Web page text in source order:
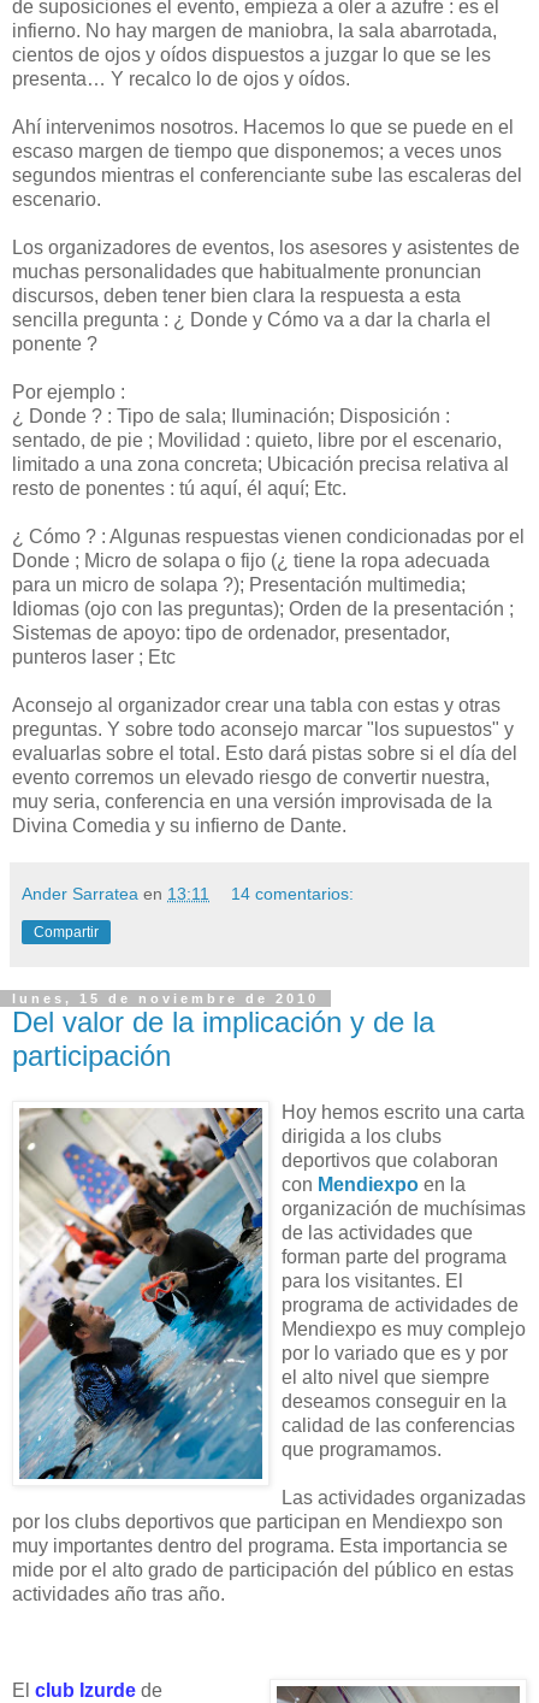
de suposiciones el evento, empieza a oler a azufre : es el
infierno. No hay margen de maniobra, la sala abarrotada,
cientos de ojos y oídos dispuestos a juzgar lo que se les
presenta… Y recalco lo de ojos y oídos.
Ahí intervenimos nosotros. Hacemos lo que se puede en el
escaso margen de tiempo que disponemos; a veces unos
segundos mientras el conferenciante sube las escaleras del
escenario.
Los organizadores de eventos, los asesores y asistentes de
muchas personalidades que habitualmente pronuncian
discursos, deben tener bien clara la respuesta a esta
sencilla pregunta : ¿ Donde y Cómo va a dar la charla el
ponente ?
Por ejemplo :
¿ Donde ? : Tipo de sala; Iluminación; Disposición :
sentado, de pie ; Movilidad : quieto, libre por el escenario,
limitado a una zona concreta; Ubicación precisa relativa al
resto de ponentes : tú aquí, él aquí; Etc.
¿ Cómo ? : Algunas respuestas vienen condicionadas por el
Donde ; Micro de solapa o fijo (¿ tiene la ropa adecuada
para un micro de solapa ?); Presentación multimedia;
Idiomas (ojo con las preguntas); Orden de la presentación ;
Sistemas de apoyo: tipo de ordenador, presentador,
punteros laser ; Etc
Aconsejo al organizador crear una tabla con estas y otras
preguntas. Y sobre todo aconsejo marcar "los supuestos" y
evaluarlas sobre el total. Esto dará pistas sobre si el día del
evento corremos un elevado riesgo de convertir nuestra,
muy seria, conferencia en una versión improvisada de la
Divina Comedia y su infierno de Dante.
Ander Sarratea en 13:11 14 comentarios:
Compartir
lunes, 15 de noviembre de 2010
Del valor de la implicación y de la
participación
Hoy hemos escrito una carta
dirigida a los clubs
deportivos que colaboran
con Mendiexpo en la
organización de muchísimas
de las actividades que
forman parte del programa
para los visitantes. El
programa de actividades de
Mendiexpo es muy complejo
por lo variado que es y por
el alto nivel que siempre
deseamos conseguir en la
calidad de las conferencias
que programamos.
Las actividades organizadas
por los clubs deportivos que participan en Mendiexpo son
muy importantes dentro del programa. Esta importancia se
mide por el alto grado de participación del público en estas
actividades año tras año.
El club Izurde de